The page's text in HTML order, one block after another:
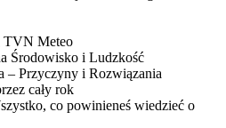
TVN Meteo
Środowisko i Ludzkość
– Przyczyny i Rozwiązania
cały rok
co powinieneś wiedzieć o